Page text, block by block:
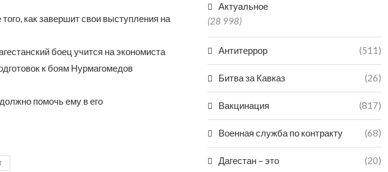
как завершит свои выступления на
боец учится на экономиста
к боям Нурмагомедов
помочь ему в его
Актуальное
(28 998)
Антитеррор (511)
Битва за Кавказ (26)
Вакцинация (817)
Военная служба по контракту (68)
Дагестан – это (20)